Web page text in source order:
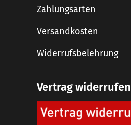
Zahlungsarten
Versandkosten
Widerrufsbelehrung
Vertrag widerrufen